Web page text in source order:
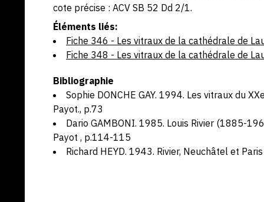
cote précise : ACV SB 52 Dd 2/1.
Éléments liés:
Fiche 346 - Les vitraux de la cathédrale de
Fiche 348 - Les vitraux de la cathédrale de
Bibliographie
Sophie DONCHE GAY. 1994. Les vitraux du
Payot., p.73
Dario GAMBONI. 1985. Louis Rivier (1885-
Payot , p.114-115
Richard HEYD. 1943. Rivier, Neuchâtel et